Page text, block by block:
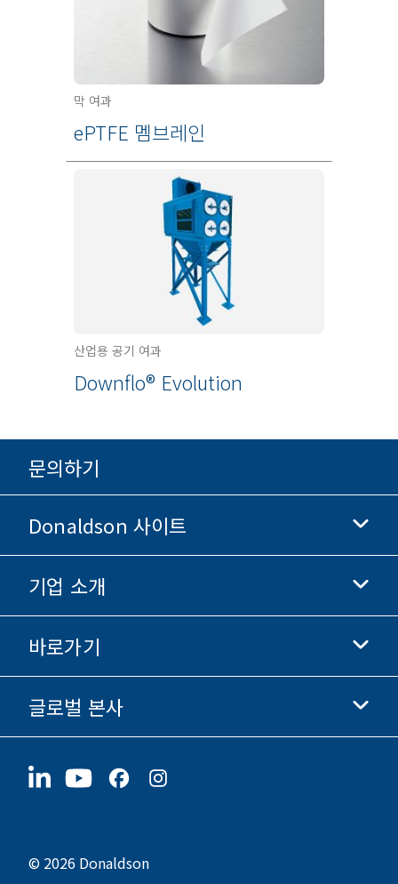
막 여과
ePTFE 멤브레인
산업용 공기 여과
Downflo® Evolution
문의하기
Donaldson 사이트
Donaldson 생명과학
Donaldson 쇼핑
기업 소개
기업 정보
윤리 및 준법 경영
채용 정보
바로가기
투자자 정보
협력업체
지속가능성
글로벌 본사
1400 W 94th Street
© 2026 Donaldson